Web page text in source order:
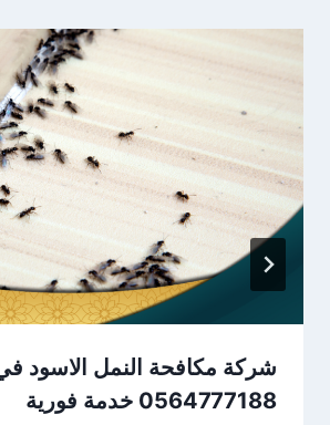
شركة مكافحة النمل الاسود
0564777188 خدمة فورية